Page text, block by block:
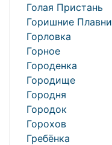
Голая Пристань
Горишние Плавни
Горловка
Горное
Городенка
Городище
Городня
Городок
Горохов
Гребёнка